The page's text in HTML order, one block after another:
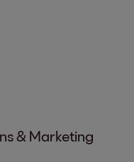
& Marketing